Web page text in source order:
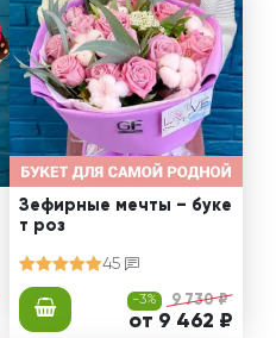
Зефирные мечты – буке
т роз
45
-3% 9 730 ₽
от 9 462 ₽